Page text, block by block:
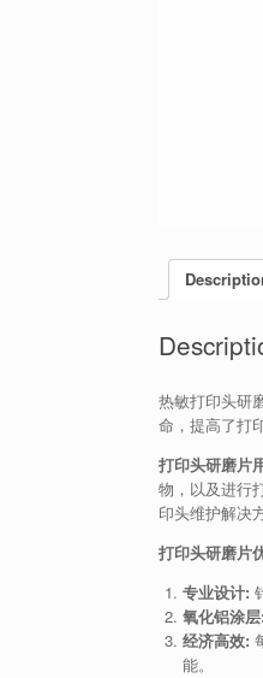
热敏打印头研
命，提高了打
打印头研磨片
物，以及进行
印头维护解决
打印头研磨片
专业设计:
氧化铝涂层:
经济高效:
能。